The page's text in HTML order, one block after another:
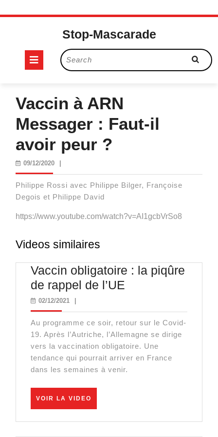
Skip
Stop-Mascarade
Open
Search
for:
Vaccin à ARN
Messager : Faut-il
avoir peur ?
09/12/202009/12/2020
Philippe Rossi avec Philippe Bilger, Françoise
Degois et Philippe David
https://www.youtube.com/watch?v=AI1gcbVrSo8
Videos similaires
Vaccin obligatoire : la piqûre
de rappel de l’UE
:
la
piqûre
de
rappel
02/12/202102/12/2021
Au programme ce soir, retour sur le Covid-
19. Après l’Autriche, l’Allemagne se dirige
vers la vaccination obligatoire. Une
tendance qui pourrait arriver en France
dans les semaines à venir.
VOIR LA VIDEO